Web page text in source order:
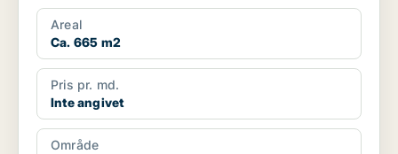
Areal
Ca. 665 m2
Pris pr. md.
Inte angivet
Område